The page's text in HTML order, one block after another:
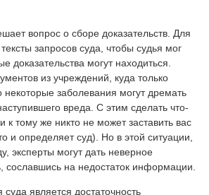
вопрос о сборе доказательств. Для
запросов суда, чтобы судья мог
могут находиться.
из учреждений, куда только
заболевания могут дремать
вреда. С этим сделать что-
к тому же никто не может заставить вас
и определяет суд). Но в этой ситуации,
эксперты могут дать неверное
сославшись на недостаток информации.
является достаточность